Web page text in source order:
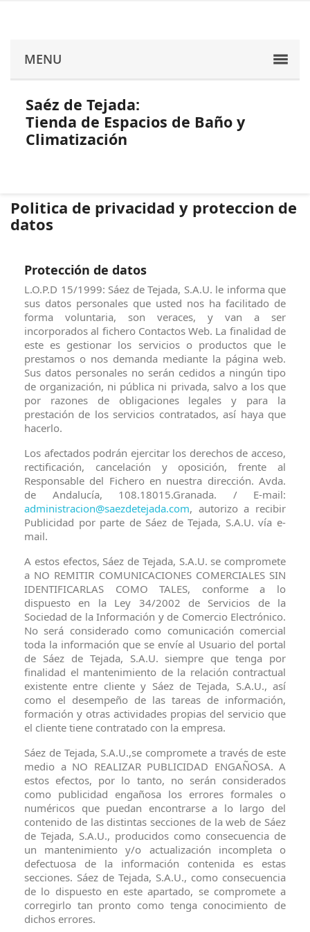
MENU
Saéz de Tejada:
Tienda de Espacios de Baño y
Climatización
Politica de privacidad y proteccion de
datos
Protección de datos
L.O.P.D 15/1999: Sáez de Tejada, S.A.U. le informa que
sus datos personales que usted nos ha facilitado de
forma voluntaria, son veraces, y van a ser
incorporados al fichero Contactos Web. La finalidad de
este es gestionar los servicios o productos que le
prestamos o nos demanda mediante la página web.
Sus datos personales no serán cedidos a ningún tipo
de organización, ni pública ni privada, salvo a los que
por razones de obligaciones legales y para la
prestación de los servicios contratados, así haya que
hacerlo.
Los afectados podrán ejercitar los derechos de acceso,
rectificación, cancelación y oposición, frente al
Responsable del Fichero en nuestra dirección. Avda.
de Andalucía, 108.18015.Granada. / E-mail:
administracion@saezdetejada.com, autorizo a recibir
Publicidad por parte de Sáez de Tejada, S.A.U. vía e-
mail.
A estos efectos, Sáez de Tejada, S.A.U. se compromete
a NO REMITIR COMUNICACIONES COMERCIALES SIN
IDENTIFICARLAS COMO TALES, conforme a lo
dispuesto en la Ley 34/2002 de Servicios de la
Sociedad de la Información y de Comercio Electrónico.
No será considerado como comunicación comercial
toda la información que se envíe al Usuario del portal
de Sáez de Tejada, S.A.U. siempre que tenga por
finalidad el mantenimiento de la relación contractual
existente entre cliente y Sáez de Tejada, S.A.U., así
como el desempeño de las tareas de información,
formación y otras actividades propias del servicio que
el cliente tiene contratado con la empresa.
Sáez de Tejada, S.A.U.,se compromete a través de este
medio a NO REALIZAR PUBLICIDAD ENGAÑOSA. A
estos efectos, por lo tanto, no serán considerados
como publicidad engañosa los errores formales o
numéricos que puedan encontrarse a lo largo del
contenido de las distintas secciones de la web de Sáez
de Tejada, S.A.U., producidos como consecuencia de
un mantenimiento y/o actualización incompleta o
defectuosa de la información contenida es estas
secciones. Sáez de Tejada, S.A.U., como consecuencia
de lo dispuesto en este apartado, se compromete a
corregirlo tan pronto como tenga conocimiento de
dichos errores.